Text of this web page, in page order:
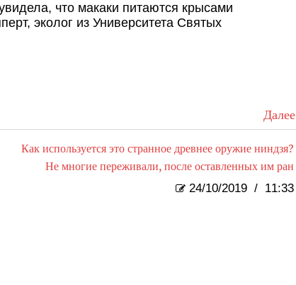
что макаки питаются крысами
эколог из Университета Святых
Далее
Как используется это странное древнее оружие ниндзя?
Не многие переживали, после оставленных им ран
24/10/2019 / 11:33